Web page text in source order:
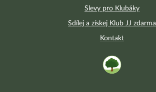
Slevy pro Klubáky
Sdílej a získej Klub JJ zdarma
Kontakt